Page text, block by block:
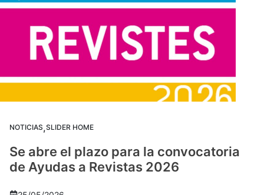
NOTICIAS,SLIDER HOME
Se abre el plazo para la convocatoria
de Ayudas a Revistas 2026